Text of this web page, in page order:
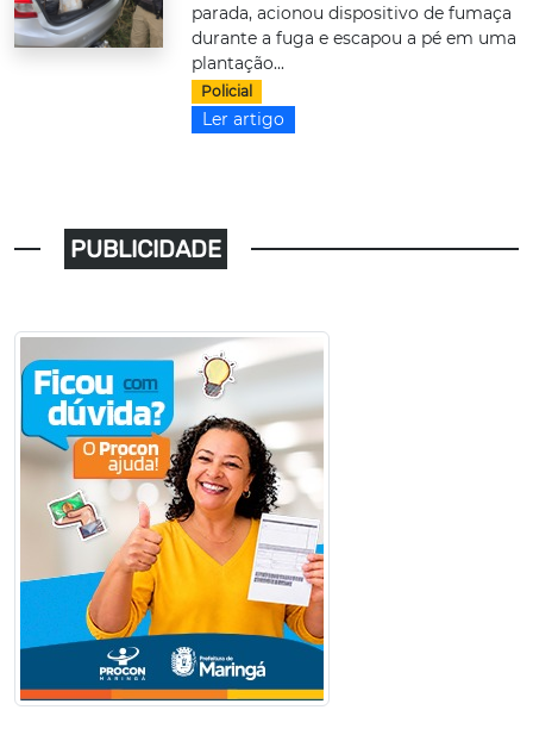
parada, acionou dispositivo de fumaça
durante a fuga e escapou a pé em uma
plantação...
Policial
Ler artigo
PUBLICIDADE